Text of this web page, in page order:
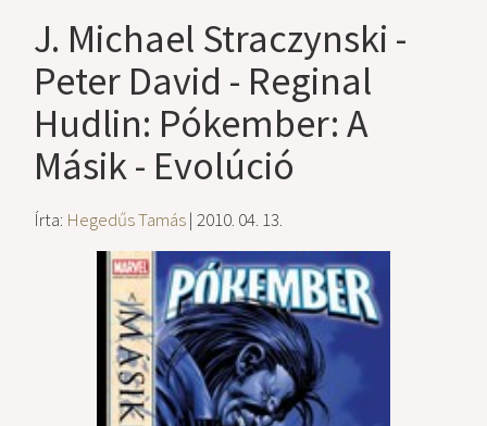
J. Michael Straczynski -
Peter David - Reginal
Hudlin: Pókember: A
Másik - Evolúció
Írta: Hegedűs Tamás| 2010. 04. 13.